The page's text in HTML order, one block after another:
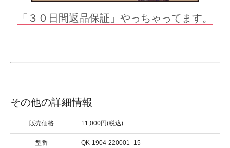
「３０日間返品保証」やっちゃってます。
その他の詳細情報
販売価格 11,000円(税込)
型番 QK-1904-220001_15